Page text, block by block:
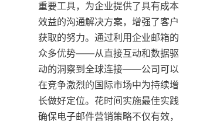
重要工具，为企业提供了具有成本
效益的沟通解决方案，增强了客户
获取的努力。通过利用企业邮箱的
众多优势——从直接互动和数据驱
动的洞察到全球连接——公司可以
在竞争激烈的国际市场中为持续增
长做好定位。花时间实施最佳实践
确保电子邮件营销策略不仅有效，